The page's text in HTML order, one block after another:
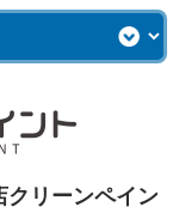
クリーンペイン